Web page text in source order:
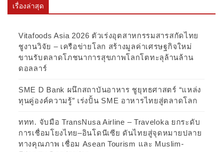
เรื่องล่าสุด
Vitafoods Asia 2026 ตัวเร่งอุตสาหกรรมสารสกัดไทย
ชูงานวิจัย – เครือข่ายโลก สร้างมูลค่าเศรษฐกิจใหม่
ขานรับตลาดโภชนาการสุขภาพโลกโตทะลุล้านล้าน
ดอลลาร์
SME D Bank ผนึกสถาบันอาหาร ชูยุทธศาสตร์ “แหล่ง
ทุนคู่องค์ความรู้” เร่งปั้น SME อาหารไทยสู่ตลาดโลก
ททท. จับมือ TransNusa Airline – Traveloka ยกระดับ
การเชื่อมโยงไทย–อินโดนีเซีย ดันไทยสู่จุดหมายปลาย
ทางคุณภาพ เชื่อม Asean Tourism และ Muslim-